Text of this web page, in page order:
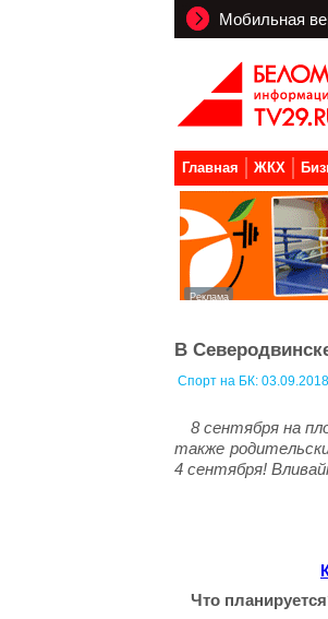
Мобильная
Главная ЖКХ
В
Спорт на БК:
8 сентября на
также
4 сентября!
Что